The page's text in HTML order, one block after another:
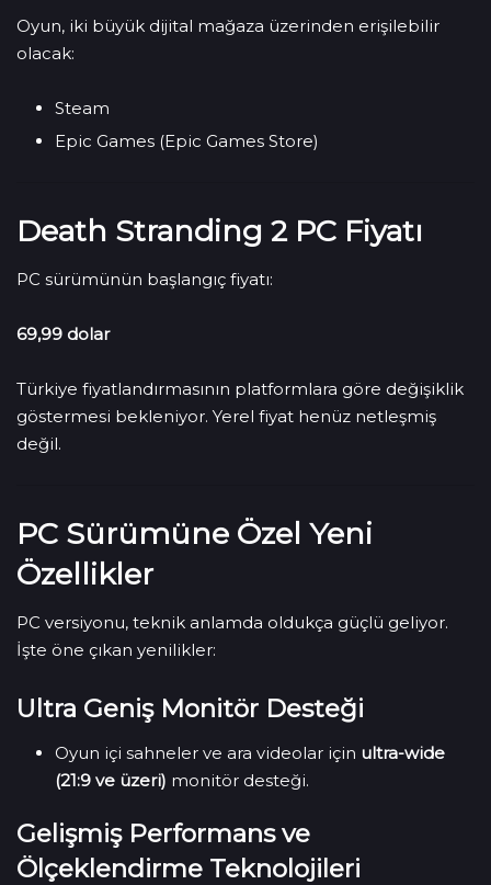
Oyun, iki büyük dijital mağaza üzerinden erişilebilir
olacak:
Steam
Epic Games (Epic Games Store)
Death Stranding 2 PC Fiyatı
PC sürümünün başlangıç fiyatı:
69,99 dolar
Türkiye fiyatlandırmasının platformlara göre değişiklik
göstermesi bekleniyor. Yerel fiyat henüz netleşmiş
değil.
PC Sürümüne Özel Yeni
Özellikler
PC versiyonu, teknik anlamda oldukça güçlü geliyor.
İşte öne çıkan yenilikler:
Ultra Geniş Monitör Desteği
Oyun içi sahneler ve ara videolar için ultra-wide
(21:9 ve üzeri) monitör desteği.
Gelişmiş Performans ve
Ölçeklendirme Teknolojileri